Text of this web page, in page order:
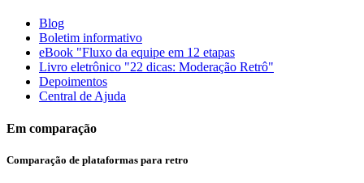
Blog
Boletim informativo
eBook "Fluxo da equipe em 12 etapas
Livro eletrônico "22 dicas: Moderação Retrô"
Depoimentos
Central de Ajuda
Em comparação
Comparação de plataformas para retro